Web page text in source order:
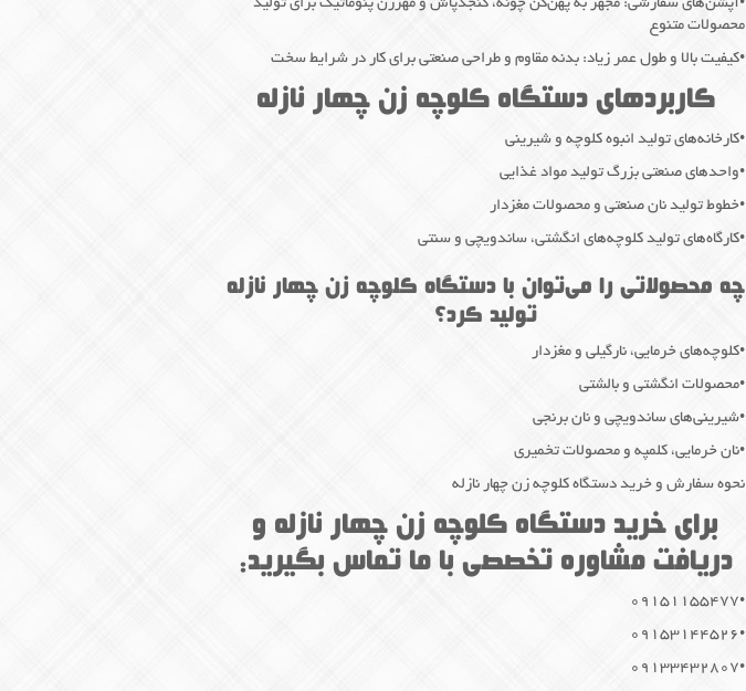
•آپشن‌های سفارشی: مجهز به پهن‌کن چونه، کنجدپاش و مهرزن پنوماتیک برای تولید
محصولات متنوع
•کیفیت بالا و طول عمر زیاد: بدنه مقاوم و طراحی صنعتی برای کار در شرایط سخت
کاربردهای دستگاه کلوچه زن چهار نازله
•کارخانه‌های تولید انبوه کلوچه و شیرینی
•واحدهای صنعتی بزرگ تولید مواد غذایی
•خطوط تولید نان صنعتی و محصولات مغزدار
•کارگاه‌های تولید کلوچه‌های انگشتی، ساندویچی و سنتی
چه محصولاتی را می‌توان با دستگاه کلوچه زن چهار نازله
تولید کرد؟
•کلوچه‌های خرمایی، نارگیلی و مغزدار
•محصولات انگشتی و بالشتی
•شیرینی‌های ساندویچی و نان برنجی
•نان خرمایی، کلمپه و محصولات تخمیری
نحوه سفارش و خرید دستگاه کلوچه زن چهار نازله
برای خرید دستگاه کلوچه زن چهار نازله و
دریافت مشاوره تخصصی با ما تماس بگیرید:
•۰۹۱۵۱۱۵۵۴۷۷
•۰۹۱۵۳۱۴۴۵۲۶
•۰۹۱۳۳۴۳۲۸۰۷